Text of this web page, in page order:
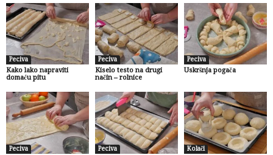
Peciva
Kako lako napraviti
domaću pitu
Peciva
Kiselo testo na drugi
način – rolnice
Peciva
Uskršnja pogača
Peciva Peciva Kolači